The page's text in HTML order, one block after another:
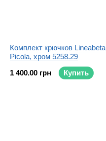
Комплект крючков Lineabeta
Picola, хром 5258.29
1 400.00 грн
Купить